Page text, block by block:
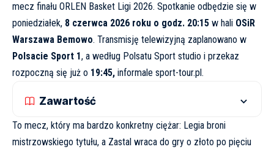
mecz finału ORLEN Basket Ligi 2026. Spotkanie odbędzie się w
poniedziałek, 8 czerwca 2026 roku o godz. 20:15 w hali OSiR
Warszawa Bemowo. Transmisję telewizyjną zaplanowano w
Polsacie Sport 1, a według Polsatu Sport studio i przekaz
rozpoczną się już o 19:45, informale sport-tour.pl .
Zawartość
To mecz, który ma bardzo konkretny ciężar: Legia broni
mistrzowskiego tytułu, a Zastal wraca do gry o złoto po pięciu